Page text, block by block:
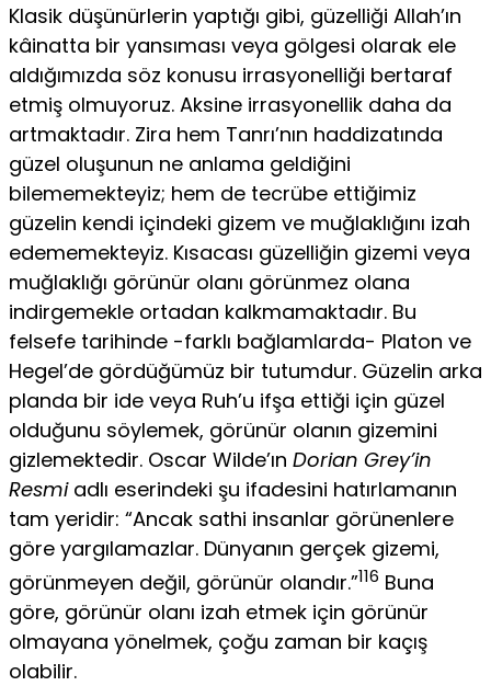
Klasik düşünürlerin yaptığı gibi, güzelliği Allah’ın
kâinatta bir yansıması veya gölgesi olarak ele
aldığımızda söz konusu irrasyonelli­ği bertaraf
etmiş olmuyoruz. Aksine irrasyonellik daha da
artmaktadır. Zira hem Tanrı’nın haddizatında
güzel oluşunun ne anlama geldiği­ni
bilememekteyiz; hem de tecrübe ettiğimiz
güzelin kendi içindeki gizem ve muğlaklığını izah
edememekteyiz. Kısacası güzelliğin gizemi veya
muğlaklığı görünür olanı görünmez olana
indirgemekle ortadan kalkmamaktadır. Bu
felsefe tarihinde -farklı bağlamlarda- Platon ve
Hegel’de gördüğümüz bir tutumdur. Güzelin arka
planda bir ide veya Ruh’u ifşa ettiği için güzel
olduğunu söylemek, görünür olanın gizemi­ni
gizlemektedir. Oscar Wilde’ın Dorian Grey’in
Resmiadlı eserindeki şu ifadesini hatırlamanın
tam yeridir: “Ancak sathi insanlar görünen­lere
göre yargılamazlar. Dünyanın gerçek gizemi,
görünmeyen değil, görünür olandır.”116 Buna
göre, görünür olanı izah etmek için görünür
olmayana yönelmek, çoğu zaman bir kaçış
olabilir.